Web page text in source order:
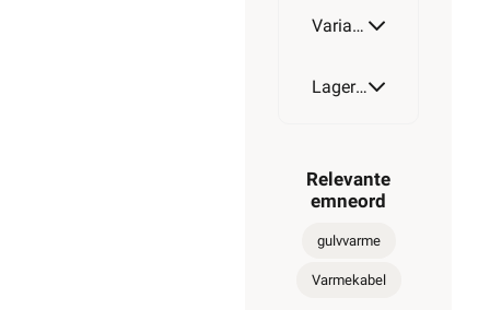
Varianter av artikkel
Lagerstatus
Relevante
emneord
gulvvarme
Varmekabel